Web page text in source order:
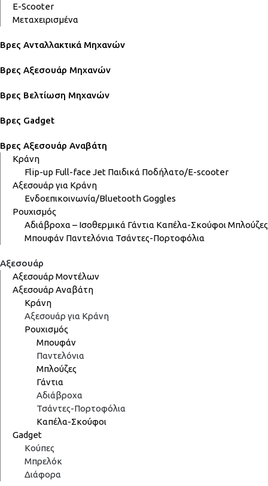
E-Scooter
Μεταχειρισμένα
Βρες Ανταλλακτικά Μηχανών
Βρες Αξεσουάρ Μηχανών
Βρες Βελτίωση Μηχανών
Βρες Gadget
Βρες Αξεσουάρ Αναβάτη
Κράνη
Flip-up Full-faceJet Παιδικά Ποδήλατο/E-scooter
Αξεσουάρ για Κράνη
Ενδοεπικοινωνία/BluetoothGoggles
Ρουχισμός
Αδιάβροχα – Ισοθερμικά Γάντια Καπέλα-Σκούφοι Μπλούζες
Μπουφάν Παντελόνια Τσάντες-Πορτοφόλια
Αξεσουάρ
Αξεσουάρ Μοντέλων
Αξεσουάρ Αναβάτη
Κράνη
Αξεσουάρ για Κράνη
Ρουχισμός
Μπουφάν
Παντελόνια
Μπλούζες
Γάντια
Αδιάβροχα
Τσάντες-Πορτοφόλια
Καπέλα-Σκούφοι
Gadget
Κούπες
Μπρελόκ
Διάφορα